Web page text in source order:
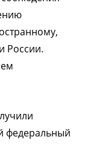
России.
федеральный